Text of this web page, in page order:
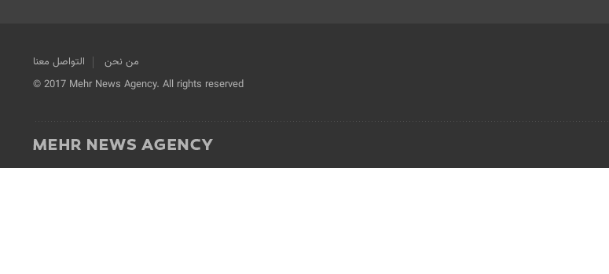
من نحن
التواصل معنا
© 2017 Mehr News Agency. All rights reserved